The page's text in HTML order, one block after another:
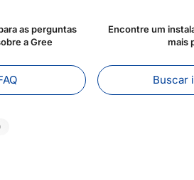
as perguntas
a Gree
Encontre um
mais
Buscar